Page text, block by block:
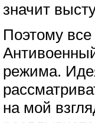
значит
Поэтому
режима.
на мой